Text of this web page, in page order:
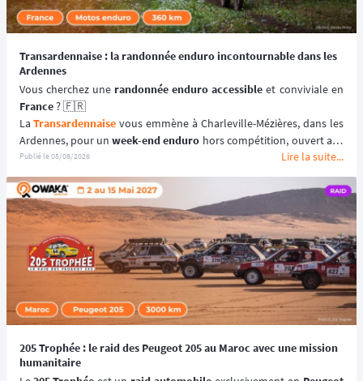
Transardennaise : la randonnée enduro incontournable dans les
Ardennes
Vous cherchez une randonnée enduro accessible
France ? 🇫🇷
La Transardennaise vous emmène à Charleville-Mézières, dans les
Ardennes, pour un week-end enduro hors compétition, ouvert aux
motos enduro, trail et trial dès 125 cm³. 🏍️
Portée par le Moto Club de Charleville-Mézières en Ardennes
(MCCMA) depuis plus de 30 éditions, cette
aventure moto mise sur
le plaisir de rouler plutôt que sur la performance chronométrée.
😉
📆 Prochaines dates : du 19 au 20 Septembre 2026.
Publié le05/08/2026 Lire la suite...
205 Trophée : le raid des Peugeot 205 au Maroc avec une mission
humanitaire